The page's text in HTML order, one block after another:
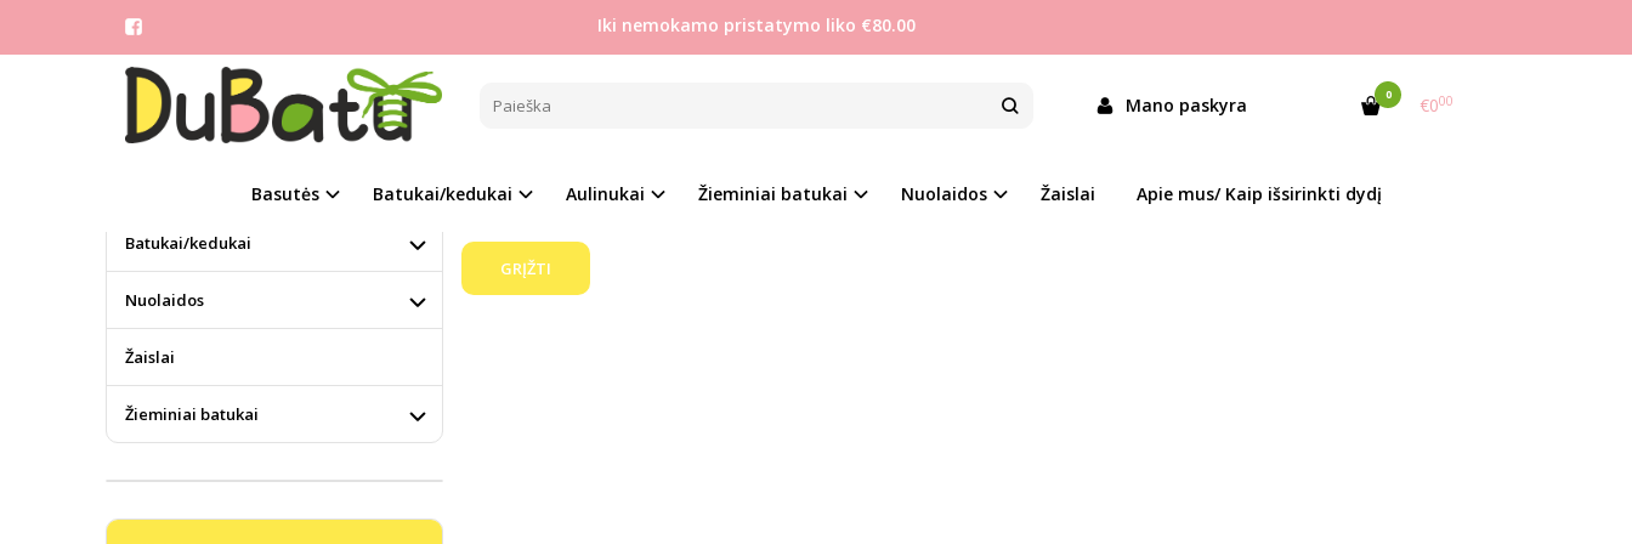
Iki nemokamo pristatymo liko €80.00
Mano paskyra 0 €000
Basutės Batukai/kedukai Aulinukai Žieminiai batukai Nuolaidos Žaislai Apie mus/ Kaip išsirinkti dydį
BONA
Pagrindinis
GRĮŽTI
KATEGORIJOS
Aulinukai
Batukai/kedukai
Nuolaidos
Žaislai
Žieminiai batukai